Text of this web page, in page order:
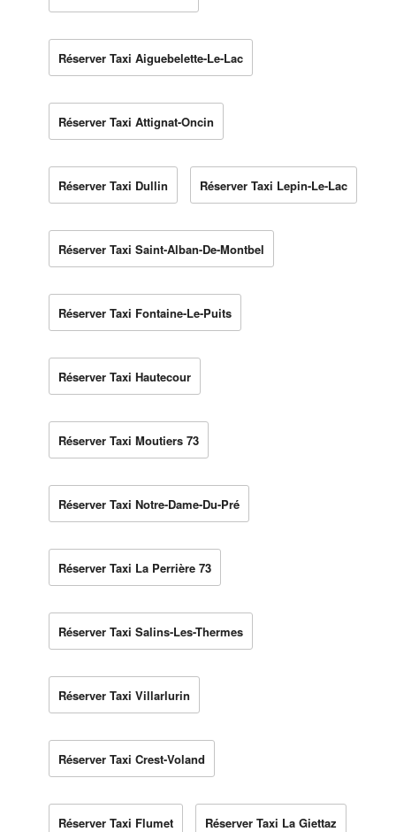
Réserver Taxi Aiguebelette-Le-Lac
Réserver Taxi Attignat-Oncin
Réserver Taxi Dullin Réserver Taxi Lepin-Le-Lac
Réserver Taxi Saint-Alban-De-Montbel
Réserver Taxi Fontaine-Le-Puits
Réserver Taxi Hautecour
Réserver Taxi Moutiers 73
Réserver Taxi Notre-Dame-Du-Pré
Réserver Taxi La Perrière 73
Réserver Taxi Salins-Les-Thermes
Réserver Taxi Villarlurin
Réserver Taxi Crest-Voland
Réserver Taxi Flumet Réserver Taxi La Giettaz